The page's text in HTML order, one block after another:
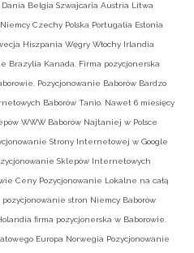
Belgia Szwajcaria Austria Litwa
Czechy Polska Portugalia Estonia
Hiszpania Węgry Włochy Irlandia
Brazylia Kanada. Firma pozycjonerska
Pozycjonowanie Baborów Bardzo
Baborów Tanio. Nawet 6 miesięcy
WWW Baborów Najtaniej w Polsce
Strony Internetowej w Google
Sklepów Internetowych
Ceny Pozycjonowanie Lokalne na całą
stron Niemcy Baborów
firma pozycjonerska w Baborowie.
Europa Norwegia Pozycjonowanie